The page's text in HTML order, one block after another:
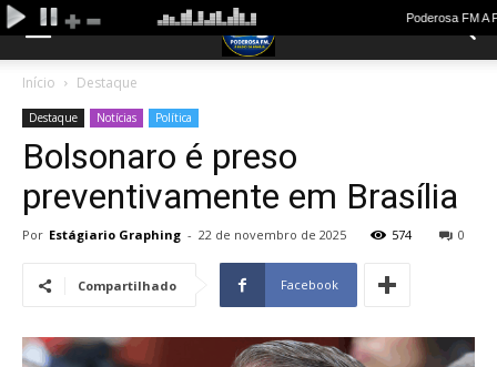
Início Destaque
Destaque Notícias Política
Bolsonaro é preso
preventivamente em Brasília
Por Estágiario Graphing - 22 de novembro de 2025 574 0
Compartilhado Facebook